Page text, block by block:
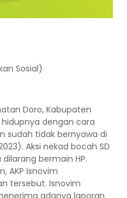
Sosial)
Doro, Kabupaten
dengan cara
sudah tidak bernyawa di
Aksi nekad bocah SD
bermain HP.
AKP Isnovim
tersebut. Isnovim
adanya laporan